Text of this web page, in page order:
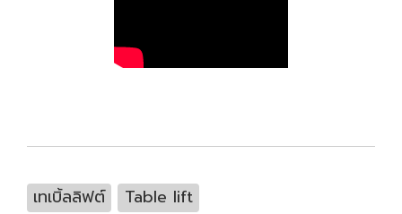
เทเบิ้ลลิฟต์ Table lift